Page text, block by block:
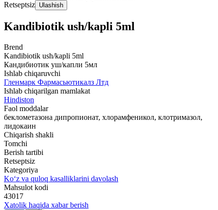
Retseptsiz Ulashish
Kandibiotik ush/kapli 5ml
Brend
Kandibiotik ush/kapli 5ml
Кандибиотик уш/капли 5мл
Ishlab chiqaruvchi
Гленмарк Фармасьютикалз Лтд
Ishlab chiqarilgan mamlakat
Hindiston
Faol moddalar
беклометазона дипропионат, хлорамфеникол, клотримазол,
лидокаин
Chiqarish shakli
Tomchi
Berish tartibi
Retseptsiz
Kategoriya
Ko‘z va quloq kasalliklarini davolash
Mahsulot kodi
43017
Xatolik haqida xabar berish